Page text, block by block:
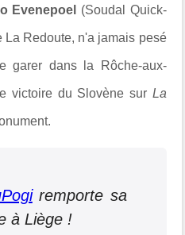
Evenepoel (Soudal Quick-
La Redoute, n'a jamais pesé
garer dans la Rôche-aux-
victoire du Slovène sur La
remporte sa
à Liège !